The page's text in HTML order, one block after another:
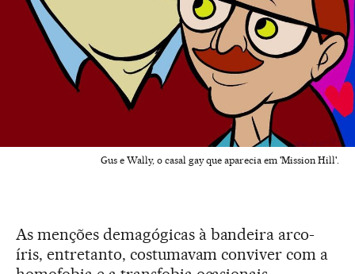
Gus e Wally, o casal gay que aparecia em 'Mission Hill'.
As menções demagógicas à bandeira arco-
íris, entretanto, costumavam conviver com a